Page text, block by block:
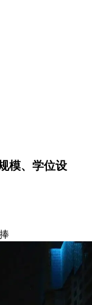
模、学位设